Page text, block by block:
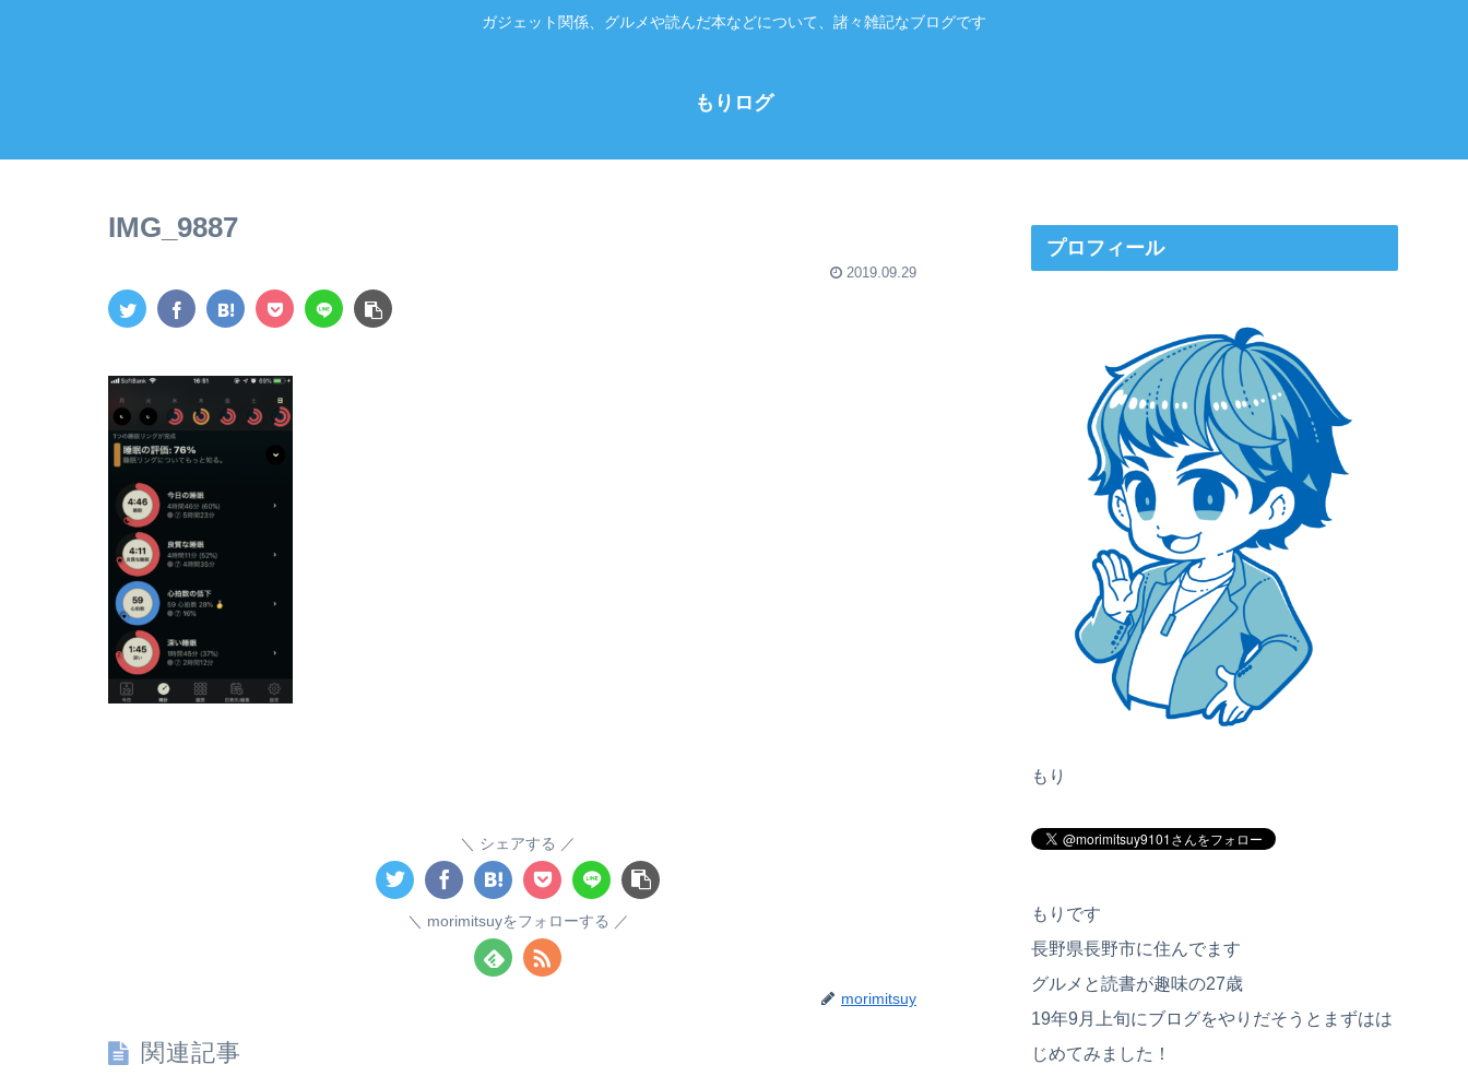
ガジェット関係、グルメや読んだ本などについて、諸々雑記なブログです
もりログ
IMG_9887
2019.09.29
シェアする
morimitsuyをフォローする
morimitsuy
関連記事
プロフィール
もり
もりです
長野県長野市に住んでます
グルメと読書が趣味の27歳
19年9月上旬にブログをやりだそうとまずはは
じめてみました！